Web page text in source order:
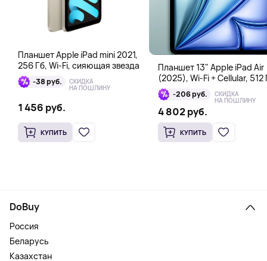
Планшет Apple iPad mini 2021,
256 Гб, Wi-Fi, сияющая звезда
-38 руб. СКИДКА
НА ПОШЛИНУ
1 456 руб.
КУПИТЬ
Планшет 13" Apple iPad Air
(2025), Wi-Fi + Cellular, 512
голубой-206 руб. СКИДКА
НА ПОШЛИНУ
4 802 руб.
КУПИТЬ
DoBuy
Россия
Беларусь
Казахстан